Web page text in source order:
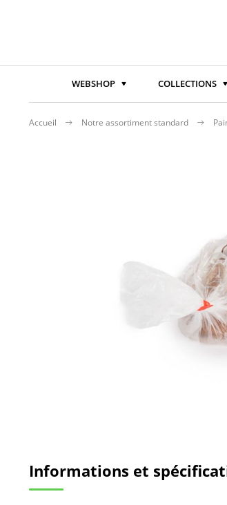
WEBSHOP COLLECTIONS
Accueil Notre assortiment standard
début
de
la
Informations et